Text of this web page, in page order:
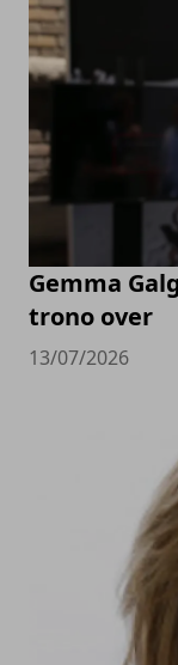
Gemma
trono over
13/07/2026